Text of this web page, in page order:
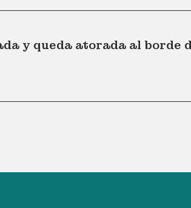
y queda atorada al borde